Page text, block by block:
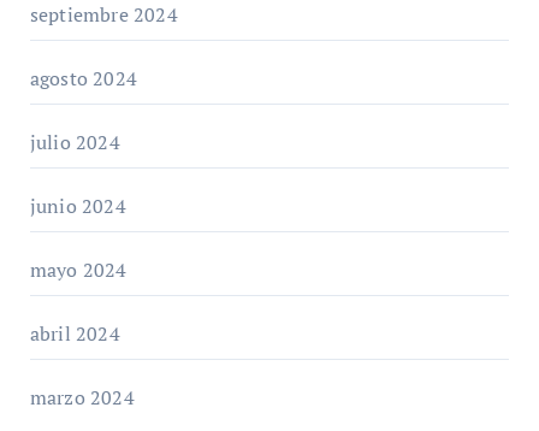
septiembre 2024
agosto 2024
julio 2024
junio 2024
mayo 2024
abril 2024
marzo 2024